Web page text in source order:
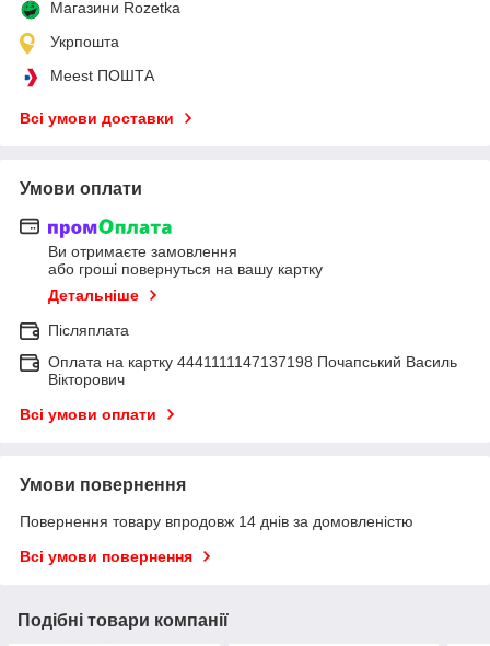
Магазини Rozetka
Укрпошта
Meest ПОШТА
Всі умови доставки
Умови оплати
Ви отримаєте замовлення
або гроші повернуться на вашу картку
Детальніше
Післяплата
Оплата на картку 4441111147137198 Почапський Василь
Вікторович
Всі умови оплати
Умови повернення
Повернення товару впродовж 14 днів за домовленістю
Всі умови повернення
Подібні товари компанії